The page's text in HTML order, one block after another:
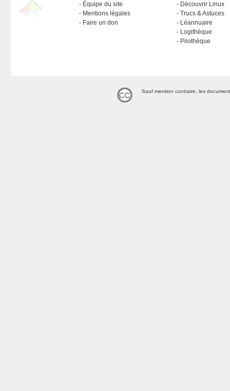
Équipe du site
Mentions légales
Faire un don
Découvrir Linux
Trucs & Astuces
Léannuaire
Logithèque
Pilothèque
Sauf mention contraire, les